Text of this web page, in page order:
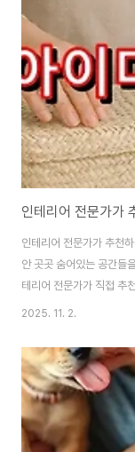
인테리어 전문가가
인테리어 전문가가 추천
안 곳곳 숨어있는 공간들
테리어 전문가가 직접 추
여러분께 소개하려 합니
삶의 질을 향상시킬 수 있
율적인 공간으로 변화시
바랍니다. 지금부터 여러
병기를 공개합니다! 왜 수
간을 넘어, 우리의 삶과
2025. 11. 2.